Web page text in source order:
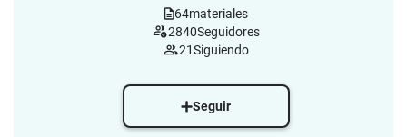
64materiales
2840Seguidores
21Siguiendo
Seguir